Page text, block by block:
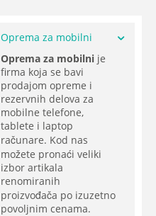
Oprema za mobilni
Oprema za mobilnije
firma koja se bavi
prodajom opreme i
rezervnih delova za
mobilne telefone,
tablete i laptop
računare. Kod nas
možete pronaći veliki
izbor artikala
renomiranih
proizvođača po izuzetno
povoljnim cenama.